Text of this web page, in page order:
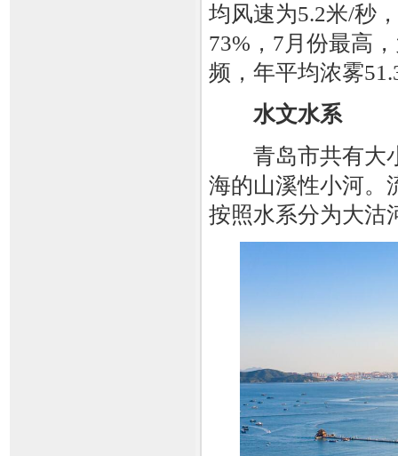
均风速为5.2米/秒
73%，7月份最高
频，年平均浓雾
水文水系
青岛市共有大小
海的山溪性小河。
按照水系分为大沽